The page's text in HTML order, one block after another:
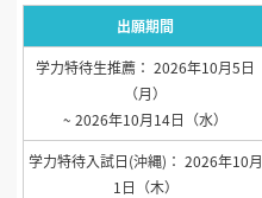
出願期間
学力特待生推薦： 2026年10月5日
（月）
~ 2026年10月14日（水）
学力特待入試日(沖縄)： 2026年10月
1日（木）